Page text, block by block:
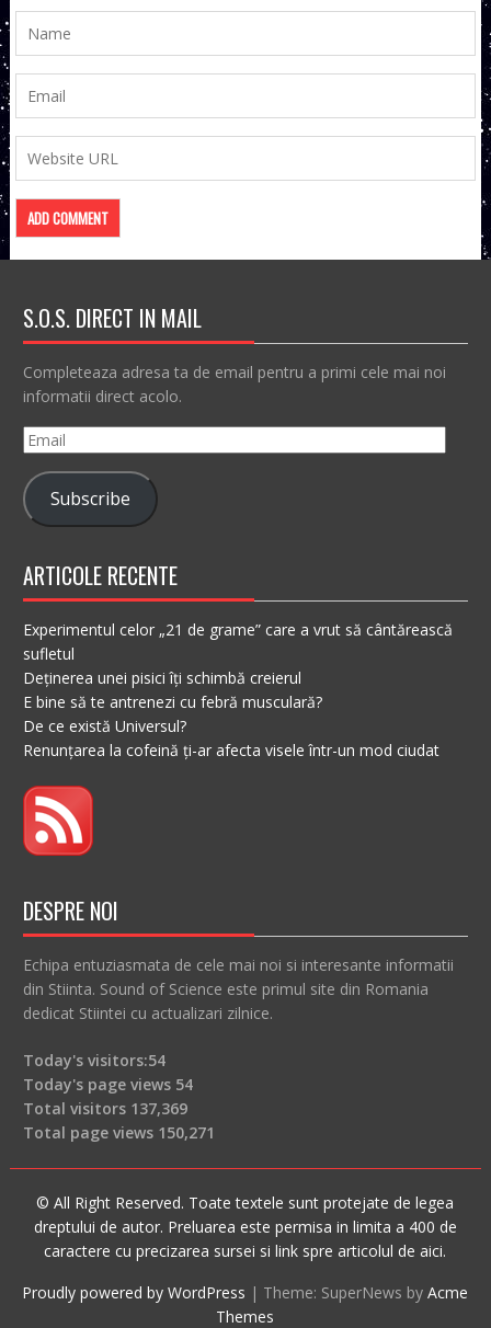
S.O.S. DIRECT IN MAIL
Completeaza adresa ta de email pentru a primi cele mai noi
informatii direct acolo.
Email
Subscribe
ARTICOLE RECENTE
Experimentul celor „21 de grame” care a vrut să cântărească
sufletul
Deținerea unei pisici îți schimbă creierul
E bine să te antrenezi cu febră musculară?
De ce există Universul?
Renunțarea la cofeină ți-ar afecta visele într-un mod ciudat
DESPRE NOI
Echipa entuziasmata de cele mai noi si interesante informatii
din Stiinta. Sound of Science este primul site din Romania
dedicat Stiintei cu actualizari zilnice.
Today's visitors:54
Today's page views 54
Total visitors 137,369
Total page views 150,271
© All Right Reserved. Toate textele sunt protejate de legea
dreptului de autor. Preluarea este permisa in limita a 400 de
caractere cu precizarea sursei si link spre articolul de aici.
Proudly powered by WordPress | Theme: SuperNews byAcme
Themes